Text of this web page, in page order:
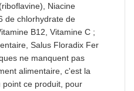
Niacine
de chlorhydrate de
B12, Vitamine C ;
Salus Floradix Fer
ne manquent pas
alimentaire, c'est la
point ce produit, pour